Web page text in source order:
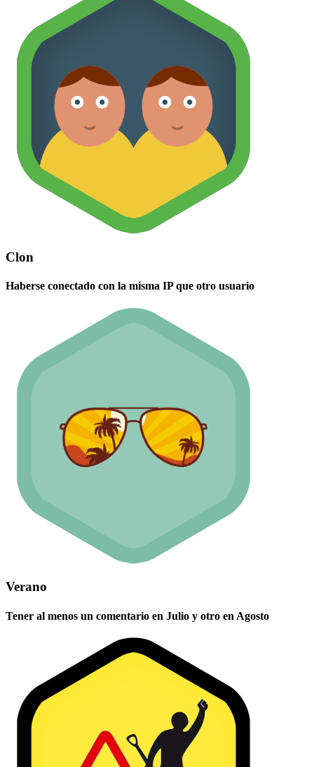
Clon
Haberse conectado con la misma IP que otro usuario
Verano
Tener al menos un comentario en Julio y otro en Agosto